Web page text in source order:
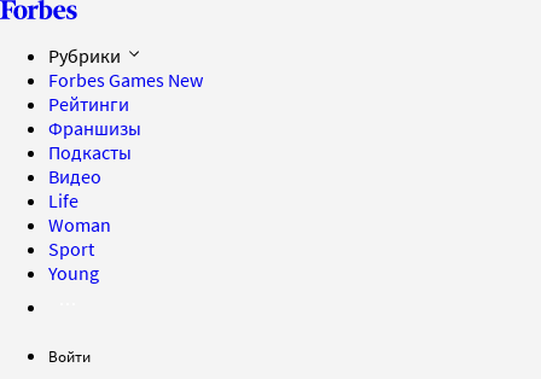
Рубрики
Forbes Games New
Рейтинги
Франшизы
Подкасты
Видео
Life
Woman
Sport
Young
Войти